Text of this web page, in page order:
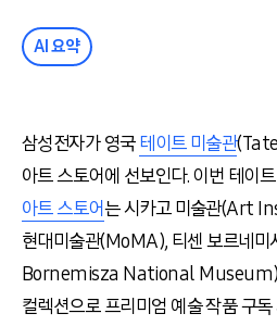
AI 요약
삼성전자가 영국테이트 미술관
아트 스토어에 선보인다. 이번 테이
아트 스토어는 시카고 미술관(Art
현대미술관(MoMA), 티센 보르네
Bornemisza National Museum)
컬렉션으로 프리미엄 예술 작품 구